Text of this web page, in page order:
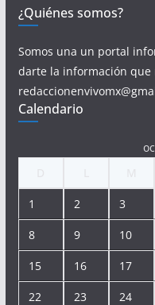
¿Quiénes somos?
Somos una un portal
darte la información que
Calendario
1 2 3
8 9 10
15 16 17
22 23 24